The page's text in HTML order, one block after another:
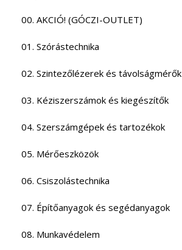
00. AKCIÓ! (GÓCZI-OUTLET)
01. Szórástechnika
02. Szintezőlézerek és távolságmérők
03. Kéziszerszámok és kiegészítők
04. Szerszámgépek és tartozékok
05. Mérőeszközök
06. Csiszolástechnika
07. Építőanyagok és segédanyagok
08. Munkavédelem